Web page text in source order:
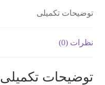
توضیحات تکمیلی
نظرات (0)
توضیحات تکمیلی